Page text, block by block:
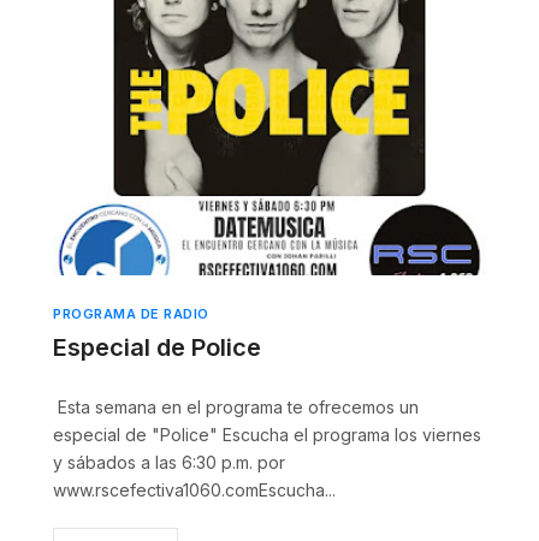
PROGRAMA DE RADIO
Especial de Police
Esta semana en el programa te ofrecemos un
especial de "Police" Escucha el programa los viernes
y sábados a las 6:30 p.m. por
www.rscefectiva1060.comEscucha...